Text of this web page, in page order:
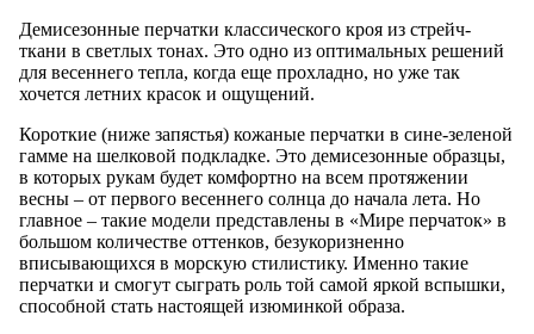
Демисезонные перчатки классического кроя из стрейч-
ткани в светлых тонах. Это одно из оптимальных решений
для весеннего тепла, когда еще прохладно, но уже так
хочется летних красок и ощущений.
Короткие (ниже запястья) кожаные перчатки в сине-зеленой
гамме на шелковой подкладке. Это демисезонные образцы,
в которых рукам будет комфортно на всем протяжении
весны – от первого весеннего солнца до начала лета. Но
главное – такие модели представлены в «Мире перчаток» в
большом количестве оттенков, безукоризненно
вписывающихся в морскую стилистику. Именно такие
перчатки и смогут сыграть роль той самой яркой вспышки,
способной стать настоящей изюминкой образа.